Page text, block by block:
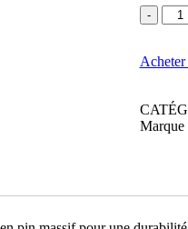
de
-
Acheter
Marque